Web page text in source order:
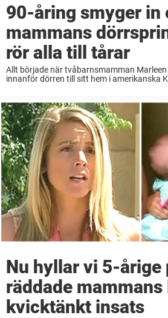
90-åring smyger in
mammans
rör alla till tårar
Allt började när tvåbarnsmamman
innanför dörren till sitt hem i amerikanska
Nu hyllar vi 5-årige
räddade
kvicktänkt insats